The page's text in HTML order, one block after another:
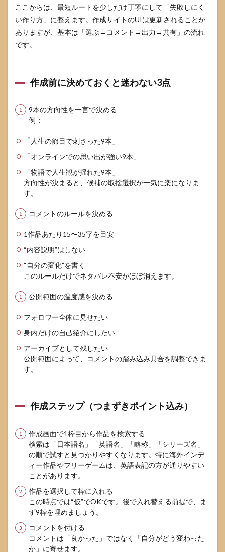
7
どう
して
も作
れな
手段
7.1
代替
の基
本は3
つ
7.2
方式
別の
表
8
と楽
ため
の応
イデ
FAQ
8.1
アイ
デ
を作
ると
い
8.2
よく
ある
質問
9
参考
にし
た情
報源
ここからは、最短ルートを少しだけ丁寧にして「失敗しにく
い作り方」に整えます。作成サイトのUIは更新されることが
ありますが、基本は「選ぶ→コメント→出力→共有」の流れ
です。
作成前に決めておくと迷わない3点
9本の方向性を一言で決める
例：
「人生の節目で刺さった9本」
「オンラインでの思い出が強い9本」
「物語で人生観が揺れた9本」
方向性が決まると、候補の取捨選択が一気に楽になりま
す。
コメントのルールを決める
1作品あたり15〜35字を目安
“内容説明”はしない
“自分の変化”を書く
このルールだけでネタバレ不安がほぼ消えます。
公開範囲の温度感を決める
フォロワー全体に見せたい
身内だけの自己紹介にしたい
アーカイブとして残したい
公開範囲によって、コメントの踏み込み具合を調整できま
す。
作成ステップ（つまずきポイント込み）
作成画面で1枠目から作品を検索する
検索は「日本語名」「英語名」「略称」「シリーズ名」
の順で試すと見つかりやすくなります。特に海外インデ
ィー作品やフリーゲームは、英語表記の方が通りやすい
ことがあります。
作品を選択して枠に入れる
この時点では“仮”でOKです。後で入れ替える前提で、ま
ず9枠を埋めましょう。
コメントを付ける
コメントは「良かった」ではなく「自分がどう変わった
か」に寄せます。